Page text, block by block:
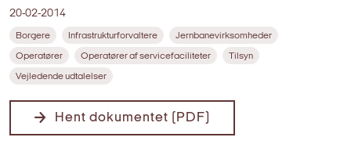
20-02-2014
Borgere Infrastrukturforvaltere Jernbanevirksomheder
Operatører Operatører af servicefaciliteter Tilsyn
Vejledende udtalelser
Hent dokumentet (PDF)